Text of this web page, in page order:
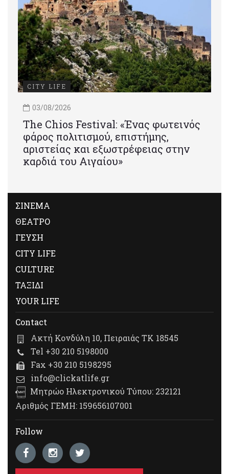
CITY LIFE
03/08/2026
Τhe Chios Festival: «Ένας φωτεινός
φάρος πολιτισμού, επιστήμης,
αριστείας και εξωστρέφειας στην
καρδιά του Αιγαίου»
ΣΙΝΕΜΑ
ΘΕΑΤΡΟ
ΓΕΥΣΗ
CITY LIFE
CULTURE
ΤΑΞΙΔΙ
YOUR LIFE
Contact
Ακτή Κονδύλη 10, Πειραιάς ΤΚ 18545
Tel +30 210 5198000
Fax +30 210 5198295
info@clickatlife.gr
Μητρώο Ηλεκτρονικού Τύπου: 232121
Αριθμός ΓΕΜΗ: 159656107001
Follow